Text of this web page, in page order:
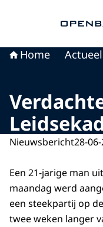
Home Actueel
Nieuwsbericht28-
Een 21-jarige man
maandag werd
een steekpartij op
twee weken langer